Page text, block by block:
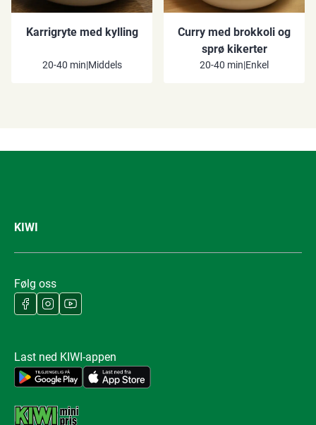
Karrigryte med kylling
20-40 min|Middels
Curry med brokkoli og
sprø kikerter
20-40 min|Enkel
KIWI
Følg oss
Last ned KIWI-appen